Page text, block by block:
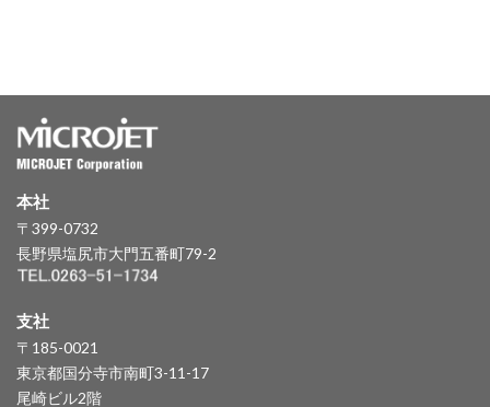
本社
〒399-0732
長野県塩尻市大門五番町79-2
支社
〒185-0021
東京都国分寺市南町3-11-17
尾崎ビル2階